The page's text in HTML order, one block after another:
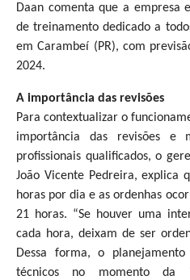
Daan comenta que a empresa
de treinamento dedicado a
em Carambeí (PR), com
2024.
A importância das revisões
Para contextualizar o
importância das revisões e
profissionais qualificados, o
João Vicente Pedreira, explica
horas por dia e as ordenhas
21 horas. “Se houver uma
cada hora, deixam de ser
Dessa forma, o
técnicos no momento da